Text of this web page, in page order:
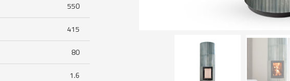
550
415
80
1.6